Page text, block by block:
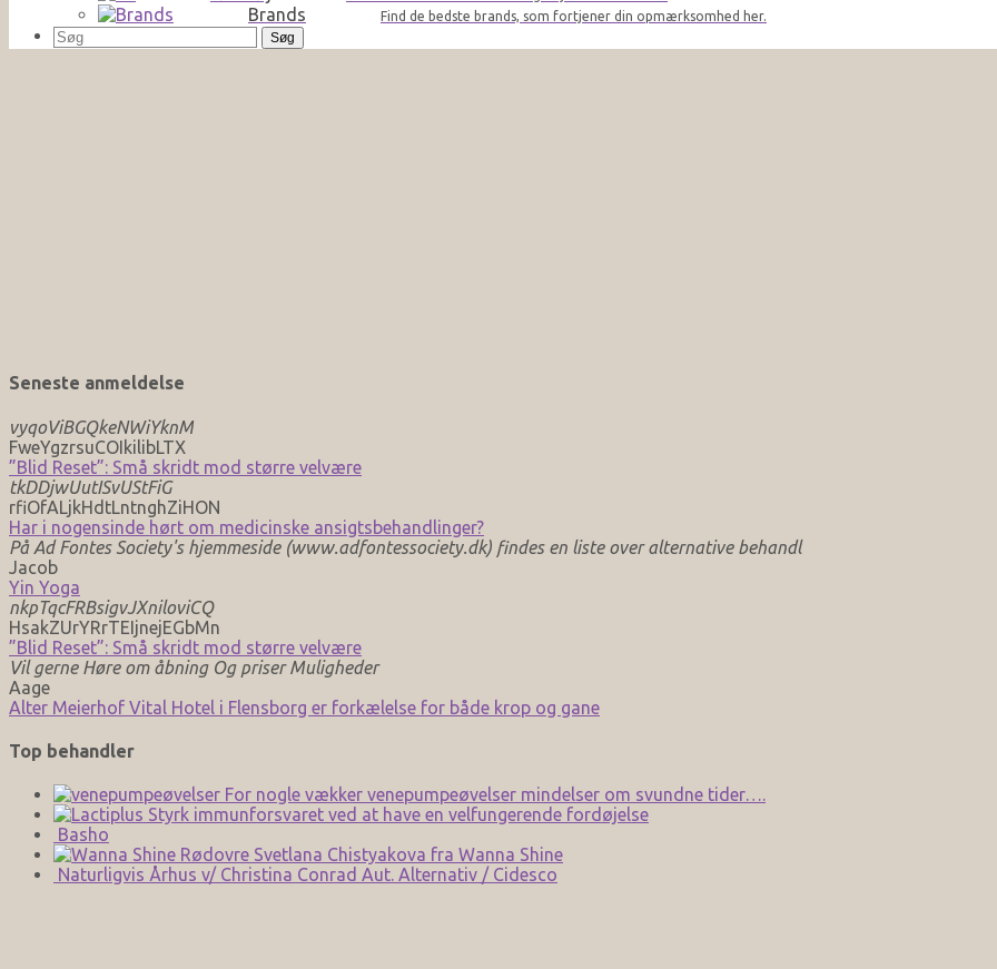
Brands Find de bedste brands, som fortjener din opmærksomhed her.
Søg
efter:
Seneste anmeldelse
vyqoViBGQkeNWiYknM
FweYgzrsuCOIkilibLTX
”Blid Reset”: Små skridt mod større velvære
tkDDjwUutISvUStFiG
rfiOfALjkHdtLntnghZiHON
Har i nogensinde hørt om medicinske ansigtsbehandlinger?
På Ad Fontes Society's hjemmeside (www.adfontessociety.dk) findes en liste over alternative behandl
Jacob
Yin Yoga
nkpTqcFRBsigvJXniloviCQ
HsakZUrYRrTEIjnejEGbMn
”Blid Reset”: Små skridt mod større velvære
Vil gerne Høre om åbning Og priser Muligheder
Aage
Alter Meierhof Vital Hotel i Flensborg er forkælelse for både krop og gane
Top behandler
For nogle vækker venepumpeøvelser mindelser om svundne tider….
Styrk immunforsvaret ved at have en velfungerende fordøjelse
Basho
Svetlana Chistyakova fra Wanna Shine
Naturligvis Århus v/ Christina Conrad Aut. Alternativ / Cidesco